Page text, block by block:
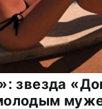
звезда